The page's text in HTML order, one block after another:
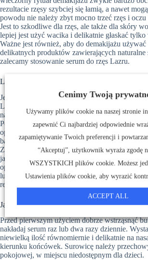
rezultacie rzęsy szybciej się łamią, a nawet
powodu nie należy zbyt mocno trzeć rzęs i oczu
Jest to szkodliwe dla rzęs, ale także dla skóry
lepiej jest użyć wacika i delikatnie głaskać
Ważne jest również, aby do demakijażu używać
delikatnych produktów zawierających naturalne
zalecamy stosowanie serum do rzęs Lazru.
Lazru - Zregeneruj swoje rzęsy z tym serum!
Jeśli chcesz przyspieszyć wzrost rzęs i brwi,
Lazru jest właściwym wyborem! Sprawi, że
na właściwe tory bez użycia hormonów czy
Ponad 50 perfekcyjnie dobranych,
optymalnie stymuluje wrażliwe cebulki włosów
bardziej skutecznie niż jakikolwiek inny rzęs
Zapewniają to cenne olejki z prawdziwej
japońskiej, jałowca lub imbiru. Lazru działa
optymalnego rezultatu zajmuje średnio trzy
lub drogie przedłużanie rzęs po prostu nie są już
regularnym stosowaniu Lazru, ponieważ wygląd
Jak korzystać z Lazru!
Przed pierwszym użyciem dobrze wstrząsnąć
nakładaj serum raz lub dwa razy dziennie.
niewielką ilość równomiernie i delikatnie na
kierunku końcówek. Surowicę należy
pokojowej, w miejscu niedostępnym dla dzieci.
Cenimy Twoją
Używamy plików cookie na naszej stronie
zapewnić Ci najbardziej odpowiednie
zapamiętywanie Twoich preferencji i
“Akceptuj”, użytkownik wyraża zgodę
WSZYSTKICH plików cookie. Możesz
Ustawienia plików cookie, aby wyrazić
ACCEPT ALL